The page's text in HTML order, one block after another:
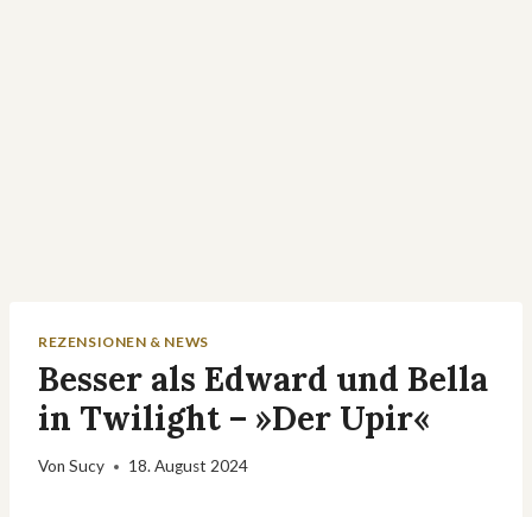
REZENSIONEN & NEWS
Besser als Edward und Bella
in Twilight – »Der Upir«
Von Sucy 18. August 2024